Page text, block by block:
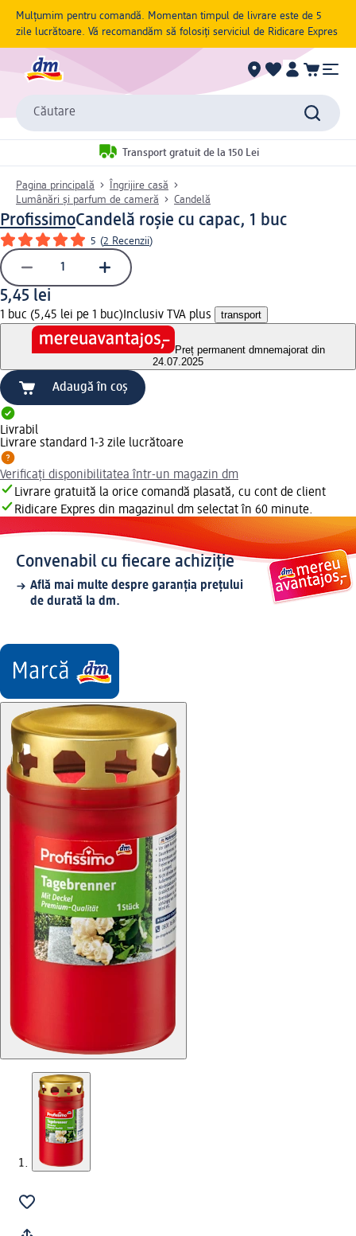
Mulțumim pentru comandă. Momentan timpul de livrare este de 5
zile lucrătoare. Vă recomandăm să folosiți serviciul de Ridicare Expres
Căutare
Transport gratuit de la 150 Lei
Pagina principală
Îngrijire casă
Lumânări și parfum de cameră
Candelă
ProfissimoCandelă roșie cu capac, 1 buc
5 (2 Recenzii)
5,45 lei
1 buc (5,45 lei pe 1 buc) Inclusiv TVA plus transport
Preț permanent dmnemajorat din
24.07.2025
Adaugă în coș
Livrabil
Livrare standard 1-3 zile lucrătoare
Verificați disponibilitatea într-un magazin dm
Livrare gratuită la orice comandă plasată, cu cont de client
Ridicare Expres din magazinul dm selectat în 60 minute.
Convenabil cu fiecare achiziție
Află mai multe despre garanția prețului
de durată la dm.